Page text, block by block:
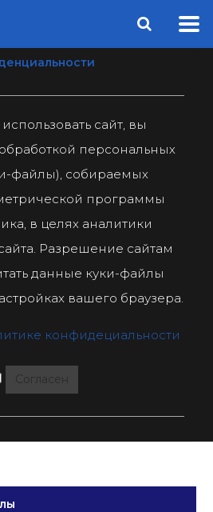
сайт, вы
персональных
файлы), собираемых
программы
в целях аналитики
Разрешение сайтам
данные куки-файлы
вашего браузера.
конфидециальности
Согласен